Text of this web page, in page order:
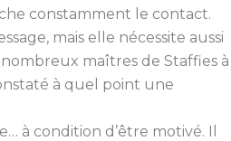
constamment le contact.
mais elle nécessite aussi
maîtres de Staffies à
à quel point une
à condition d’être motivé. Il